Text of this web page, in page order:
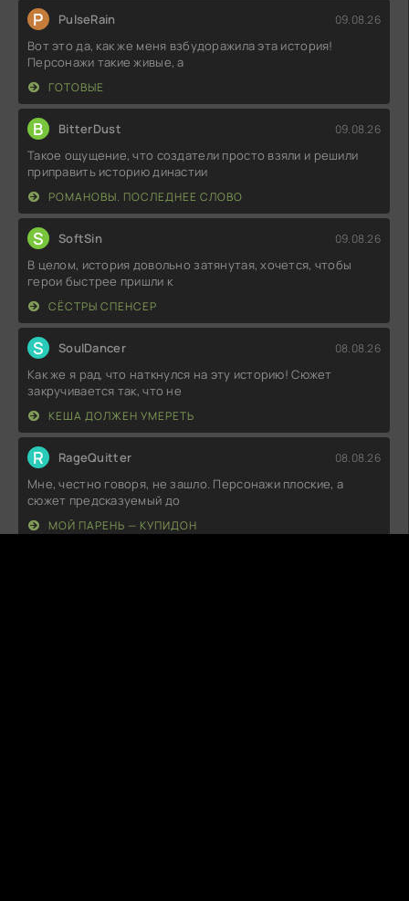
P PulseRain 09.08.26
Вот это да, как же меня взбудоражила эта история!
Персонажи такие живые, а
ГОТОВЫЕ
B BitterDust 09.08.26
Такое ощущение, что создатели просто взяли и решили
приправить историю династии
РОМАНОВЫ. ПОСЛЕДНЕЕ СЛОВО
S SoftSin 09.08.26
В целом, история довольно затянутая, хочется, чтобы
герои быстрее пришли к
СЁСТРЫ СПЕНСЕР
S SoulDancer 08.08.26
Как же я рад, что наткнулся на эту историю! Сюжет
закручивается так, что не
КЕША ДОЛЖЕН УМЕРЕТЬ
R RageQuitter 08.08.26
Мне, честно говоря, не зашло. Персонажи плоские, а
сюжет предсказуемый до
МОЙ ПАРЕНЬ — КУПИДОН